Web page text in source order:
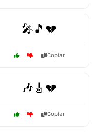
🎤🎵💔
Copiar
🎶🎸💔
Copiar